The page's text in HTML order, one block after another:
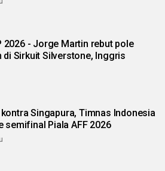
2026 - Jorge Martin rebut pole
position di Sirkuit Silverstone, Inggris
Singapura, Timnas Indonesia
semifinal Piala AFF 2026